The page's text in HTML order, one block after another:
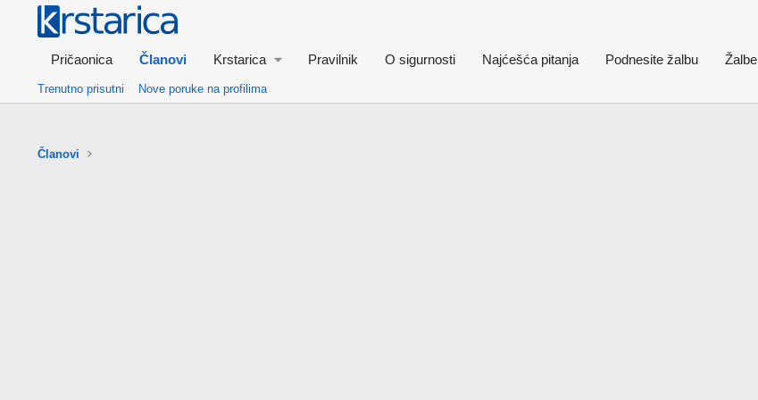
Pričaonica Članovi Krstarica Pravilnik O sigurnosti Najćešća pitanja Podnesite žalbu Žalbe
Trenutno prisutni Nove poruke na profilima
Članovi